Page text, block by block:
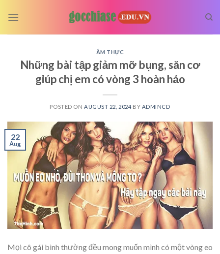
ẨM THỰC
Những bài tập giảm mỡ bụng, săn cơ
giúp chị em có vòng 3 hoàn hảo
POSTED ON AUGUST 22, 2024 BY ADMINCD
22
Aug
Mọi cô gái bình thường đều mong muốn mình có một vòng eo